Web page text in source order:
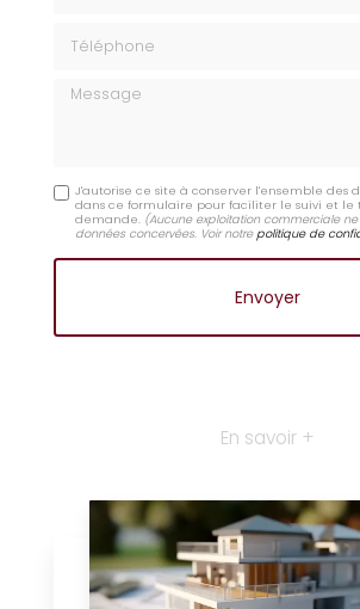
Message
J'autorise ce site à conserver l'ensemble des
dans ce formulaire pour faciliter le suivi et
demande. (Aucune exploitation commerciale
données concervées. Voir notrepolitique de
En savoir +